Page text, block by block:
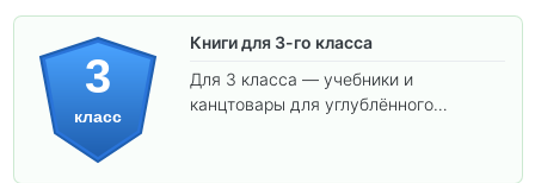
3
класс
Книги для 3-го класса
Для 3 класса — учебники и
канцтовары для углублённого